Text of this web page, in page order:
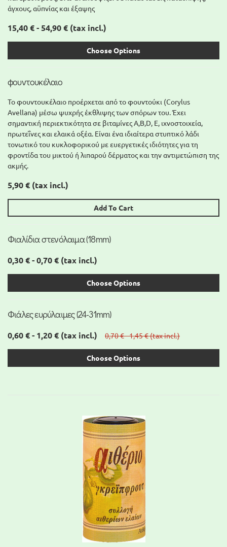
άγχους, αϋπνίας και έξαψης
15,40 € - 54,90 € (tax incl.)
Choose Options
φουντουκέλαιο
Το φουντουκέλαιο προέρχεται από το φουντούκι (Corylus
Avellana) μέσω ψυχρής έκθλιψης των σπόρων του. Έχει
σημαντική περιεκτικότητα σε βιταμίνες A,Β,D, Ε, ιχνοστοιχεία,
πρωτεΐνες και ελαικά οξέα. Είναι ένα ιδιαίτερα στυπτικό λάδι
τονωτικό του κυκλοφορικού με ευεργετικές ιδιότητες για τη
φροντίδα του μικτού ή λιπαρού δέρματος και την αντιμετώπιση της
ακμής.
5,90 € (tax incl.)
Add To Cart
Φιαλίδια στενόλαιμα (18mm)
0,30 € - 0,70 € (tax incl.)
Choose Options
Φιάλες ευρύλαιμες (24-31mm)
0,60 € - 1,20 € (tax incl.) 0,70 € - 1,45 €(tax incl.)
Choose Options